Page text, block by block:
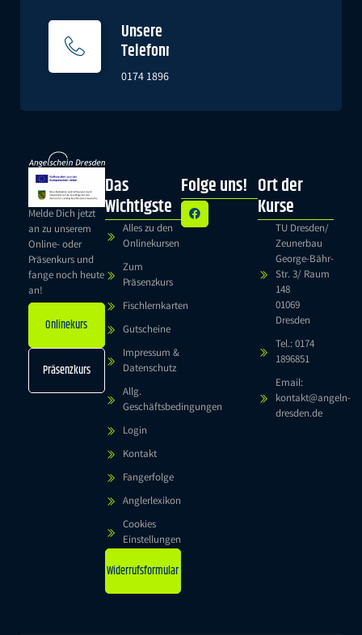
Unsere
Telefonnummer
0174 1896851
Melde Dich jetzt
an zu unserem
Online- oder
Präsenkurs und
fange noch heute
an!
Onlinekurs
Präsenzkurs
Das
Wichtigste
Alles zu den
Onlinekursen
Zum
Präsenzkurs
Fischlernkarten
Gutscheine
Impressum &
Datenschutz
Allg.
Geschäftsbedingungen
Login
Kontakt
Fangerfolge
Anglerlexikon
Cookies
Einstellungen
Widerrufsformular
Folge uns! Ort der
Kurse
TU Dresden/
Zeunerbau
George-Bähr-
Str. 3/ Raum
148
01069
Dresden
Tel.: 0174
1896851
Email:
kontakt@angeln-
dresden.de